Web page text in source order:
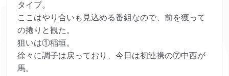
タイプ。
ここはやり合いも見込める番組なので、前を獲って
の捲りと観た。
狙いは①稲垣。
徐々に調子は戻っており、今日は初連携の⑦中西が
馬。